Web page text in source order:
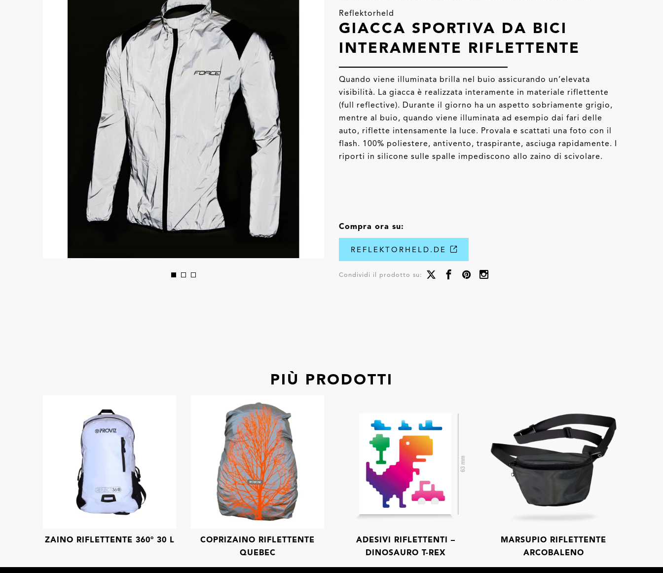
Reflektorheld
GIACCA SPORTIVA DA BICI
INTERAMENTE RIFLETTENTE
Quando viene illuminata brilla nel buio assicurando un’elevata
visibilità. La giacca è realizzata interamente in materiale riflettente
(full reflective). Durante il giorno ha un aspetto sobriamente grigio,
mentre al buio, quando viene illuminata ad esempio dai fari delle
auto, riflette intensamente la luce. Provala e scattati una foto con il
flash. 100% poliestere, antivento, traspirante, asciuga rapidamente. I
riporti in silicone sulle spalle impediscono allo zaino di scivolare.
Compra ora su:
REFLEKTORHELD.DE
Condividi il prodotto su:
PIÙ PRODOTTI
ZAINO RIFLETTENTE 360° 30 L
COPRIZAINO RIFLETTENTE
QUEBEC
ADESIVI RIFLETTENTI –
DINOSAURO T-REX
MARSUPIO RIFLETTENTE
ARCOBALENO